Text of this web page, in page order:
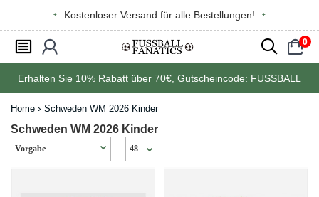
Kostenloser Versand für alle Bestellungen!
󰂩 󰃳 󰂨 0
󰃠
Erhalten Sie 10% Rabatt über 70€ , Gutscheincode: FUSSBALL
Home Schweden WM 2026 Kinder
Schweden WM 2026 Kinder